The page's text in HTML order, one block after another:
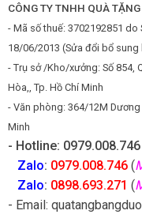
CÔNG TY TNHH QUÀ
- Mã số thuế: 3702192851 do
18/06/2013 (Sửa đổi bổ
- Trụ sở /Kho/xưởng: Số 854,
Hòa,, Tp. Hồ Chí Minh
- Văn phòng: 364/12M
Minh
- Hotline:
Zalo: 0979.008.746 (
Zalo: 0898.693.271 (
- Email: